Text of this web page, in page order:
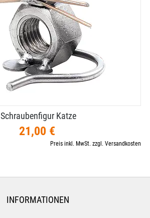
Schraubenfigur Katze
21,00 €
Preis inkl. MwSt. zzgl. Versandkosten
INFORMATIONEN